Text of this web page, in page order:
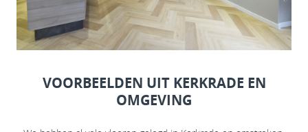
VOORBEELDEN UIT KERKRADE EN
OMGEVING